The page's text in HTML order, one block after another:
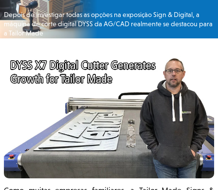
Depois de investigar todas as opções na exposição Sign & Digital, a
máquina de corte digital DYSS da AG/CAD realmente se destacou para
a Tailor Made